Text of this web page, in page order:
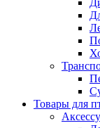
Товары для